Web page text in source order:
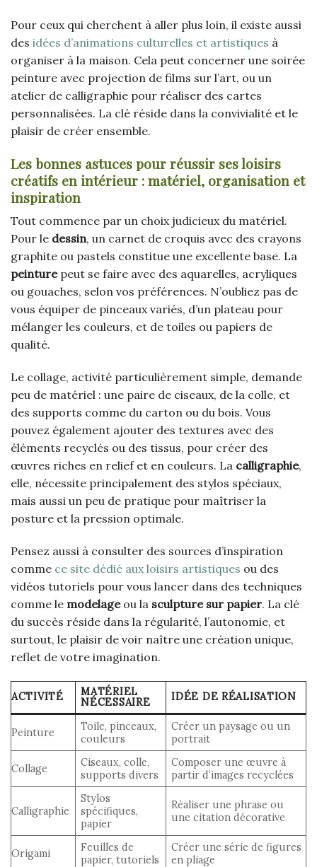
Pour ceux qui cherchent à aller plus loin, il existe aussi
des idées d’animations culturelles et artistiques à
organiser à la maison. Cela peut concerner une soirée
peinture avec projection de films sur l’art, ou un
atelier de calligraphie pour réaliser des cartes
personnalisées. La clé réside dans la convivialité et le
plaisir de créer ensemble.
Les bonnes astuces pour réussir ses loisirs
créatifs en intérieur : matériel, organisation et
inspiration
Tout commence par un choix judicieux du matériel.
Pour le dessin, un carnet de croquis avec des crayons
graphite ou pastels constitue une excellente base. La
peinturepeut se faire avec des aquarelles, acryliques
ou gouaches, selon vos préférences. N’oubliez pas de
vous équiper de pinceaux variés, d’un plateau pour
mélanger les couleurs, et de toiles ou papiers de
qualité.
Le collage, activité particulièrement simple, demande
peu de matériel : une paire de ciseaux, de la colle, et
des supports comme du carton ou du bois. Vous
pouvez également ajouter des textures avec des
éléments recyclés ou des tissus, pour créer des
œuvres riches en relief et en couleurs. La calligraphie,
elle, nécessite principalement des stylos spéciaux,
mais aussi un peu de pratique pour maîtriser la
posture et la pression optimale.
Pensez aussi à consulter des sources d’inspiration
comme ce site dédié aux loisirs artistiques ou des
vidéos tutoriels pour vous lancer dans des techniques
comme le modelageou la sculpture sur papier. La clé
du succès réside dans la régularité, l’autonomie, et
surtout, le plaisir de voir naître une création unique,
reflet de votre imagination.
ACTIVITÉ
MATÉRIEL
NÉCESSAIRE
IDÉE DE RÉALISATION
Peinture
Toile, pinceaux,
couleurs
Créer un paysage ou un
portrait
Collage
Ciseaux, colle,
supports divers
Composer une œuvre à
partir d’images recyclées
Calligraphie
Stylos
spécifiques,
papier
Réaliser une phrase ou
une citation décorative
Origami
Feuilles de
papier, tutoriels
Créer une série de figures
en pliage